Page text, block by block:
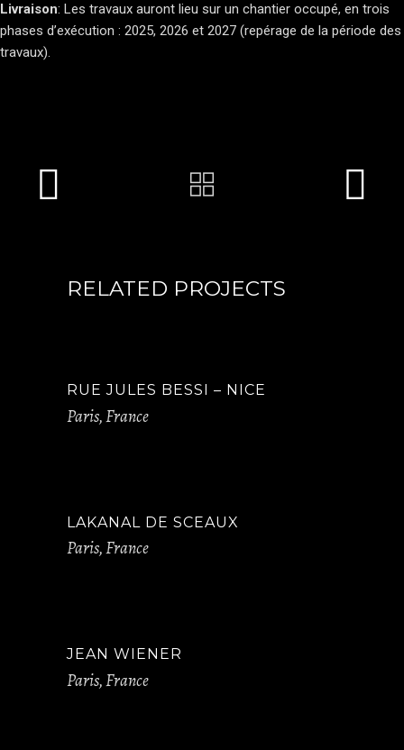
Livraison: Les travaux auront lieu sur un chantier occupé, en trois
phases d’exécution : 2025, 2026 et 2027 (repérage de la période des
travaux).
RELATED PROJECTS
RUE JULES BESSI – NICE
Paris, France
LAKANAL DE SCEAUX
Paris, France
JEAN WIENER
Paris, France